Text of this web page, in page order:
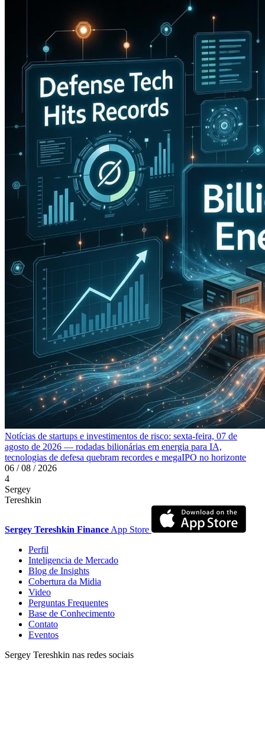
Notícias de startups e investimentos de risco: sexta-feira, 07 de
agosto de 2026 — rodadas bilionárias em energia para IA,
tecnologias de defesa quebram recordes e megaIPO no horizonte
06 / 08 / 2026
4
Sergey
Tereshkin
Sergey Tereshkin Finance App Store
Perfil
Inteligencia de Mercado
Blog de Insights
Cobertura da Midia
Video
Perguntas Frequentes
Base de Conhecimento
Contato
Eventos
Sergey Tereshkin nas redes sociais